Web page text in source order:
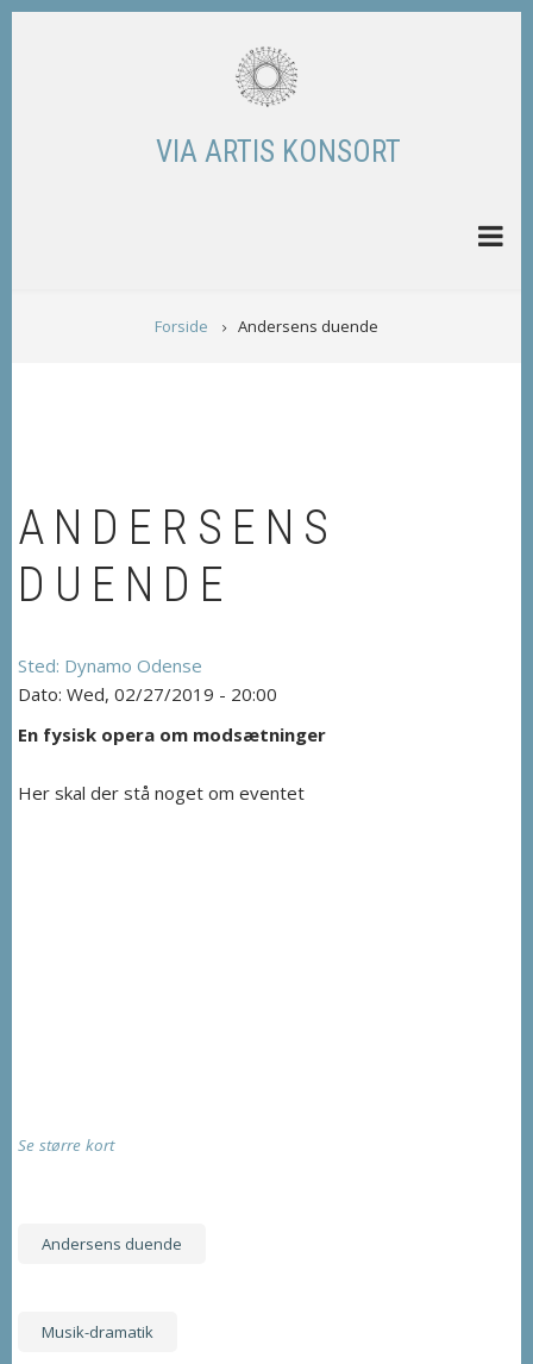
Skip
VIA ARTIS KONSORT
BREADCRUMB
Forside Andersens duende
ANDERSENS
DUENDE
Dynamo Odense
Wed, 02/27/2019 - 20:00
En fysisk opera om modsætninger
Her skal der stå noget om eventet
Se større kort
Andersens duende
Musik-dramatik